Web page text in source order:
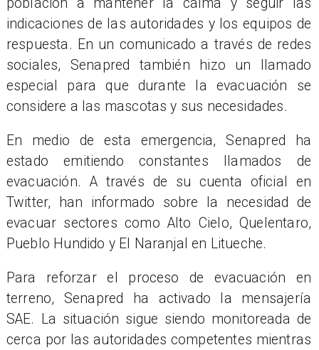
indicaciones de las autoridades y los equipos de
respuesta. En un comunicado a través de redes
sociales, Senapred también hizo un llamado
especial para que durante la evacuación se
considere a las mascotas y sus necesidades.
En medio de esta emergencia, Senapred ha
estado emitiendo constantes llamados de
evacuación. A través de su cuenta oficial en
Twitter, han informado sobre la necesidad de
evacuar sectores como Alto Cielo, Quelentaro,
Pueblo Hundido y El Naranjal en Litueche.
Para reforzar el proceso de evacuación en
terreno, Senapred ha activado la mensajería
SAE. La situación sigue siendo monitoreada de
cerca por las autoridades competentes mientras